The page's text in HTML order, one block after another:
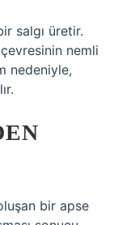
salgı üretir.
nemli
nedeniyle,
bir apse